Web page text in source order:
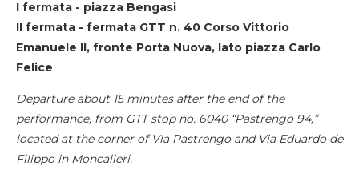
I fermata - piazza Bengasi
II fermata - fermata GTT n. 40 Corso Vittorio
Emanuele II, fronte Porta Nuova, lato piazza Carlo
Felice
Departure about 15 minutes after the end of the
performance, from GTT stop no. 6040 “Pastrengo 94,”
located at the corner of Via Pastrengo and Via Eduardo de
Filippo in Moncalieri.